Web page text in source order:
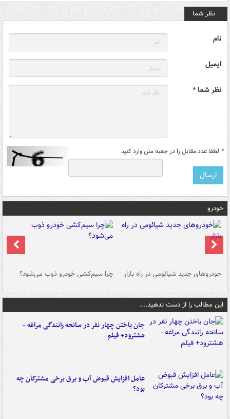
نظر شما
نام
ایمیل
نظر شما *
* لطفا عدد مقابل را در جعبه متن وارد کنید
خودرو
خودروهای جدید شیائومی در راه بازار چرا سیم‌کشی خودرو ذوب می‌شود؟
این مطالب را از دست ندهید....
جان باختن چهار نفر در سانحه رانندگی مراغه -
هشترود+ فیلم
عامل افزایش قبوض آب و برق برخی مشترکان چه
بود؟